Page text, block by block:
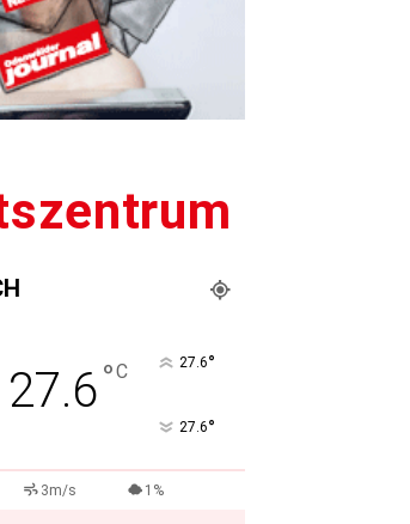
27.6°C 27.6°
27.6°
3m/s 1%